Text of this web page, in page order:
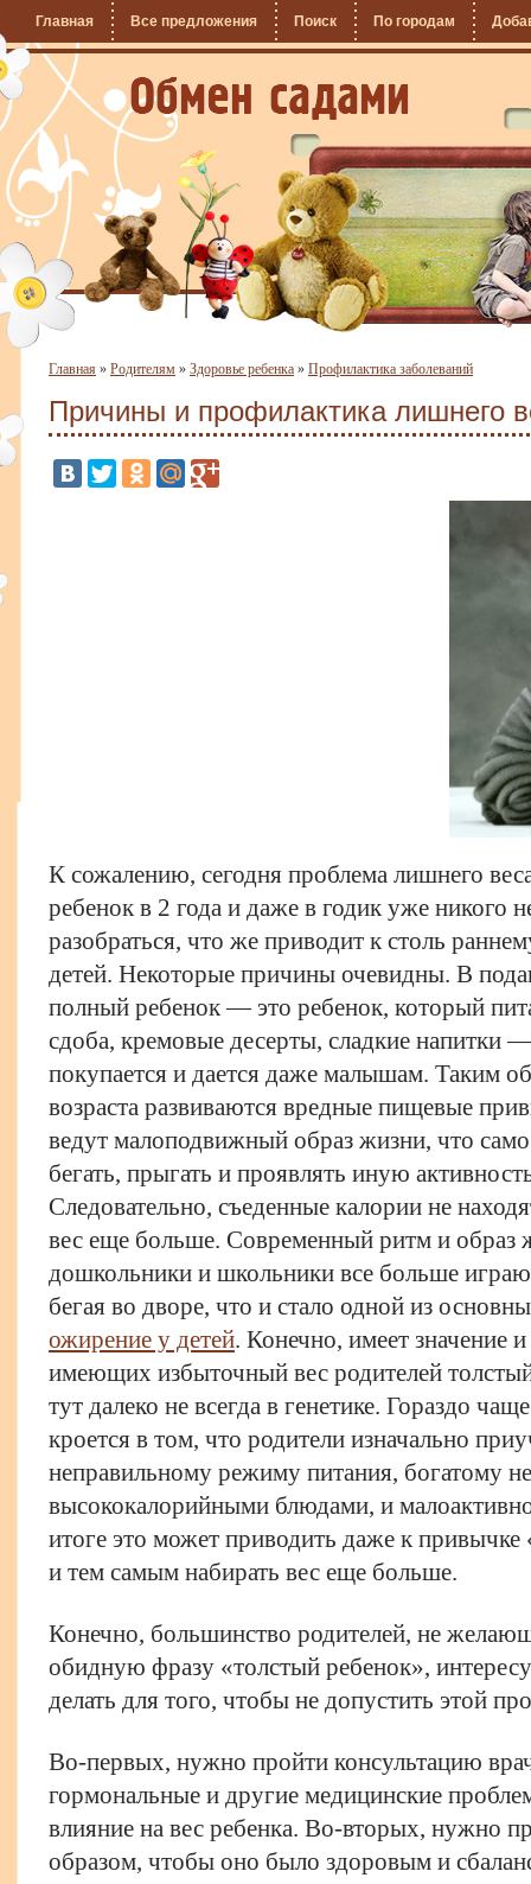
Главная Все предложения Поиск По городам
Главная » Родителям » Здоровье ребенка » Профилактика заболеваний
Причины и профилактика лишнего
К сожалению, сегодня проблема лишнего
ребенок в 2 года и даже в годик уже никого
разобраться, что же приводит к столь
детей. Некоторые причины очевидны. В
полный ребенок— это ребенок, который
сдоба, кремовые десерты, сладкие напитки —
покупается и дается даже малышам. Таким
возраста развиваются вредные пищевые
ведут малоподвижный образ жизни, что
бегать, прыгать и проявлять иную
Следовательно, съеденные калории не
вес еще больше. Современный ритм и образ
дошкольники и школьники все больше
бегая во дворе, что и стало одной из
ожирение у детей. Конечно, имеет значение
имеющих избыточный вес родителей
тут далеко не всегда в генетике. Гораздо
кроется в том, что родители изначально
неправильному режиму питания, богатому
высококалорийными блюдами, и
итоге это может приводить даже к привычке
и тем самым набирать вес еще больше.
Конечно, большинство родителей, не
обидную фразу «толстый ребенок»,
делать для того, чтобы не допустить этой
Во-первых, нужно пройти консультацию
гормональные и другие медицинские
влияние на вес ребенка. Во-вторых, нужно
образом, чтобы оно было здоровым и